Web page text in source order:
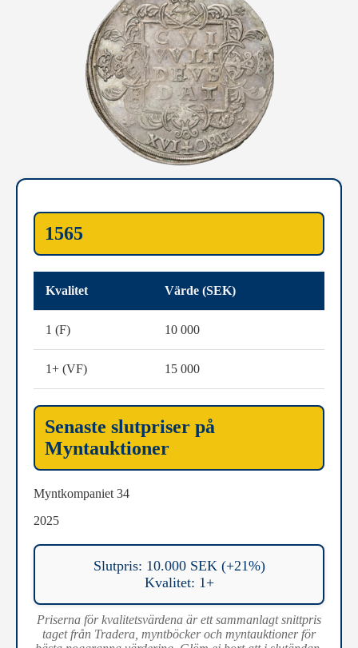
1565
Kvalitet Värde (SEK)
1 (F) 10 000
1+ (VF) 15 000
Senaste slutpriser på
Myntauktioner
Myntkompaniet 34
2025
Slutpris: 10.000 SEK (+21%)
Kvalitet: 1+
Priserna för kvalitetsvärdena är ett sammanlagt snittpris
taget från Tradera, myntböcker och myntauktioner för